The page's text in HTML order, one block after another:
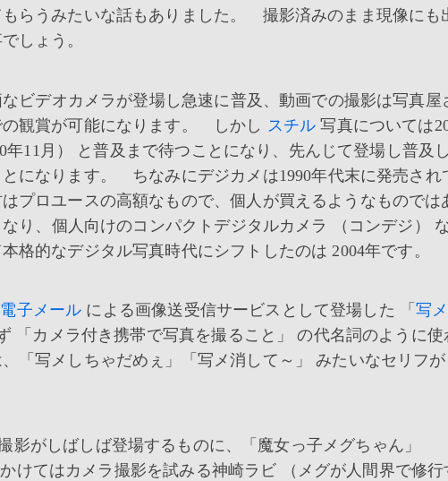
らうみたいな話もありました。 撮影済みのまま現像にも
しょう。
ビデオカメラが登場し急速に普及、動画での撮影は写真屋
観賞が可能になります。 しかし スチル 写真については
11月） と普及まで待つことになり、先んじて登場し普及
になります。 ちなみにデジカメは1990年代末に発売され
プロユースの高額なもので、個人が買えるようなものでは
り、個人向けのコンパクトデジタルカメラ （コンデジ）
的なデジタル写真時代にシフトしたのは 2004年です。
電子メール による画像送受信サービスとして登場した 「写
「カメラ付き携帯で写真を撮ること」 の代名詞のように使
写メしちゃだめぇ」「写メ消して～」 みたいなセリフが
影がしばしば登場するものに、「魔女っ子メグちゃん」
けてはカメラ撮影を試みる神崎ラビ （メグが人間界で修行